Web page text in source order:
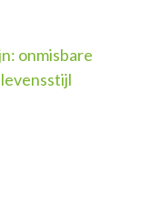
onmisbare